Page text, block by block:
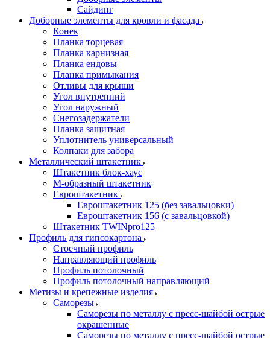
Сайдинг
Доборные элементы для кровли и фасада
Конек
Планка торцевая
Планка карнизная
Планка ендовы
Планка примыкания
Отливы для крыши
Угол внутренний
Угол наружный
Снегозадержатели
Планка защитная
Уплотнитель универсальный
Колпаки для забора
Металлический штакетник
Штакетник блок-хаус
М-образный штакетник
Евроштакетник
Евроштакетник 125 (без завальцовки)
Евроштакетник 156 (с завальцовкой)
Штакетник TWINpro125
Профиль для гипсокартона
Стоечный профиль
Направляющий профиль
Профиль потолочный
Профиль потолочный направляющий
Метизы и крепежные изделия
Саморезы
Саморезы по металлу с пресс-шайбой острые
окрашенные
Саморезы по металлу с пресс-шайбой острые